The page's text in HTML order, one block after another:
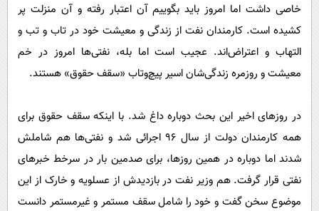
خاصی داشت اما امروز باید بگوییم آن اعتبار رفته و آن منزلت پر
کشیده است. کارمندان نفت از زندگی و معیشت خود در تاب و تب و
التهاب و اعتراض‌اند. عجیب است اما بله، نفتی‌ها امروز در خم
معیشت و روزمره زندگی‌شان اسیر پیچ‌و‌تاب «سقف حقوق» هستند.
در روزهای اخیر این بحث دوباره داغ شد. با اینکه سقف حقوق برای
همه کارمندان دولت از سال 96 اجرائی شد و نفتی‌ها هم شاملش
شدند اما دوباره در همین روزها، برای صدمین بار در سرخط خبرهای
نفتی قرار گرفت. هم وزیر نفت در بازدیدش از عسلویه و خارک از این
موضوع سخن گفت و خود را شامل سقف مستمر و غیر‌مستمر دانست